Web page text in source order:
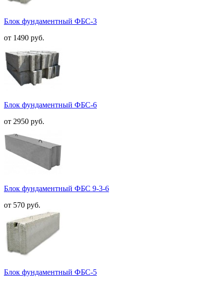
Блок фундаментный ФБС-3
от 1490 руб.
Блок фундаментный ФБС-6
от 2950 руб.
Блок фундаментный ФБС 9-3-6
от 570 руб.
Блок фундаментный ФБС-5